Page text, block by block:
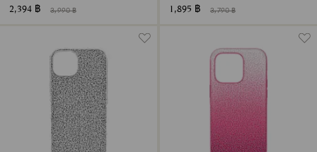
2,394 ฿ 3,990 ฿ 1,895 ฿ 3,790 ฿